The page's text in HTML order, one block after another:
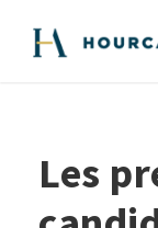
Les